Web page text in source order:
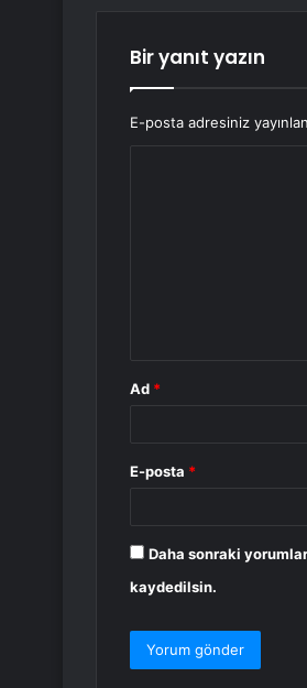
Bir yanıt yazın
E-posta adresiniz
Ad *
E-posta *
Daha sonraki
kaydedilsin.